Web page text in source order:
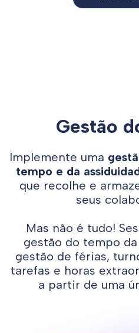
Gestão
Implemente uma
tempo e da
que recolhe e
seus
Mas não é tudo!
gestão do tempo
gestão de férias,
tarefas e horas
a partir de uma